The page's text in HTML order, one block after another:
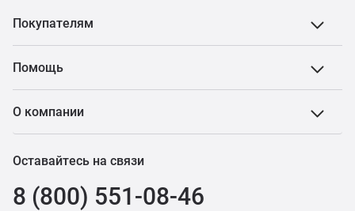
Покупателям
Помощь
О компании
Оставайтесь на связи
8 (800) 551-08-46